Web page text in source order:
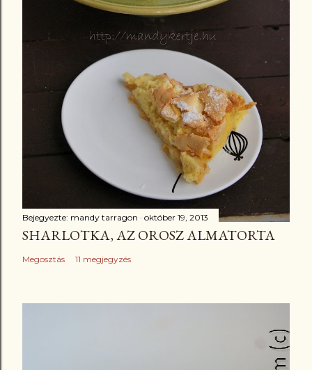
Bejegyezte: mandy tarragon október 19, 2013
SHARLOTKA, AZ OROSZ ALMATORTA
Megosztás 11 megjegyzés